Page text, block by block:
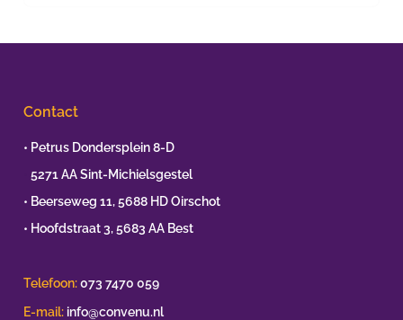
Contact
• Petrus Dondersplein 8-D
5271 AA Sint-Michielsgestel
• Beerseweg 11, 5688 HD Oirschot
• Hoofdstraat 3, 5683 AA Best
Telefoon:073 7470 059
E-mail: info@convenu.nl